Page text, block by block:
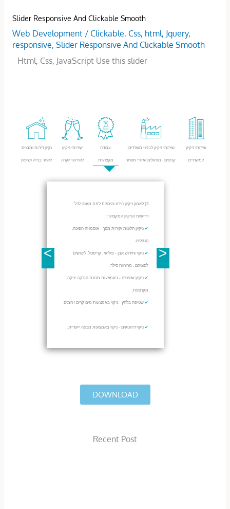
Slider Responsive And Clickable Smooth
Web Development/ Clickable, Css, html, Jquery,
responsive, Slider Responsive And Clickable Smooth
Html, Css, JavaScript Use this slider
נקיון דירות ומבנים
לאחר בנייה ושיפוץ
שירותי ניקיון
לאירועי יוקרה
עבודה
מקצועית
שירותי ניקיון לבניני משרדים,
קניונים , מפעלים ואזורי מסחר
שירותי ניקיון
למשרדים
3) לאמון ניקיון הידע והיכולת לתת מענה לכל
דרישות הניקיון המקצועי :
✔ ניקיון חלונות וקירות מסך - אוסמוזה הפוכה,
סנפלינג
✔ ניקוי וחידוש אבן - פוליש , קריסטל, ליטושים
לסוגיהם , מריחות סילר.
✔ ניקיון שטיחים - באמצעות מכונת הזרקה יניקה,
מקרצפת.
✔ שטיפה בלחץ - ניקוי באמצעות מים קרים / חמים
✔ ניקוי דרגנועים - ניקוי באמצעות מכונה ייעודית.
>
<
DOWNLOAD
Recent Post